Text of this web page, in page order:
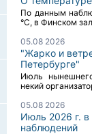
По данным
°C, в Финском
05.08 2026
"Жарко и
Петербурге"
Июль
некий
05.08 2026
Июль 2026 г.
наблюдений